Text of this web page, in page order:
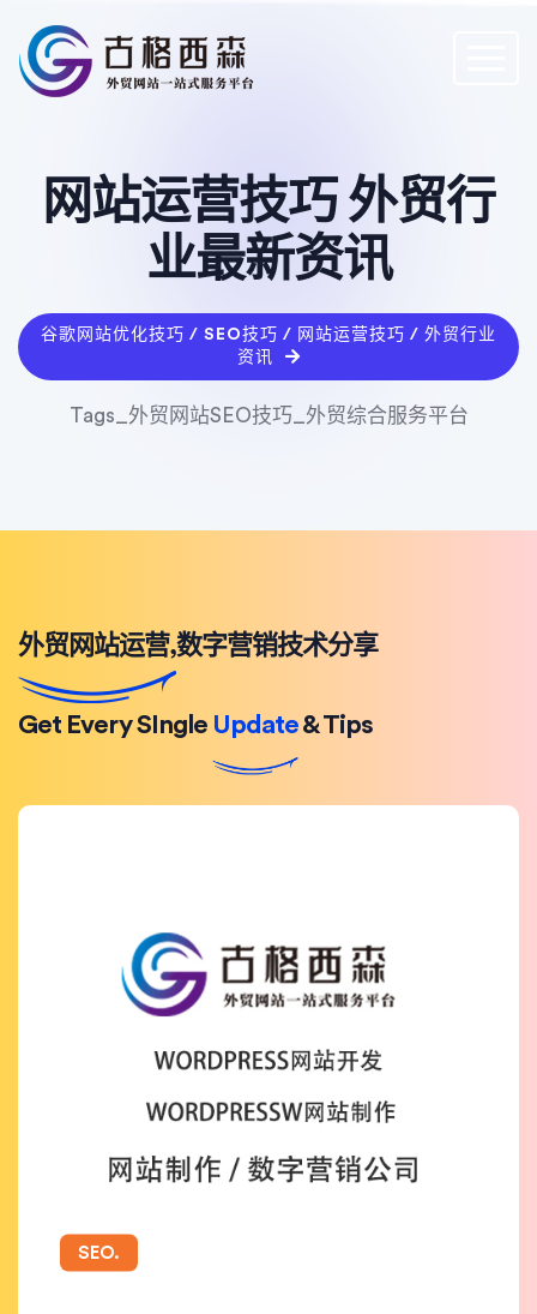
网站运营技巧 外贸行
业最新资讯
谷歌网站优化技巧 / SEO技巧 / 网站运营技巧 / 外贸行业
资讯
Tags_外贸网站SEO技巧_外贸综合服务平台
外贸网站运营,数字营销技术分享
Get Every SIngle Update& Tips
SEO.